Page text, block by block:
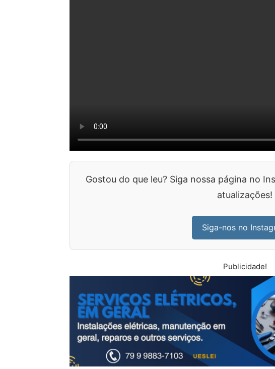
Gostou do que leu? Siga nossa página no
atualizações!
Siga-nos no
Publicidade!